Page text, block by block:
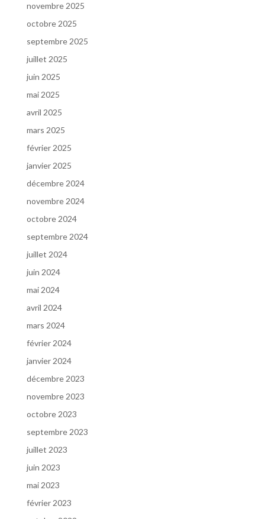
novembre 2025
octobre 2025
septembre 2025
juillet 2025
juin 2025
mai 2025
avril 2025
mars 2025
février 2025
janvier 2025
décembre 2024
novembre 2024
octobre 2024
septembre 2024
juillet 2024
juin 2024
mai 2024
avril 2024
mars 2024
février 2024
janvier 2024
décembre 2023
novembre 2023
octobre 2023
septembre 2023
juillet 2023
juin 2023
mai 2023
février 2023